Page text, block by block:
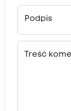
Podpis
Treść